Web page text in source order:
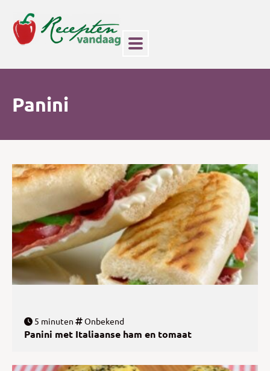
Panini
5 minuten Onbekend
Panini met Italiaanse ham en tomaat